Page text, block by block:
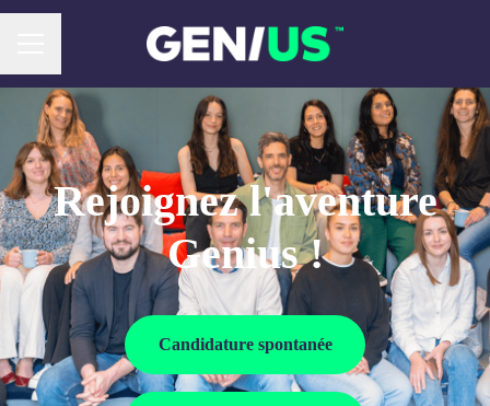
Rejoignez l'aventure
Genius !
Candidature spontanée